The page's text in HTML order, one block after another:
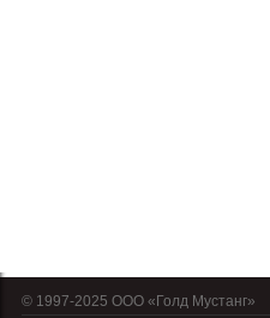
© 1997-2025 OOO «Голд Мустанг»